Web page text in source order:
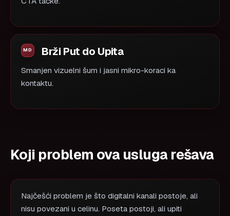
Brži Put do Upita
Smanjen vizuelni šum i jasni mikro-koraci ka
kontaktu.
Koji problem ova usluga rešava
Najčešći problem je što digitalni kanali postoje, ali
nisu povezani u celinu. Poseta postoji, ali upiti